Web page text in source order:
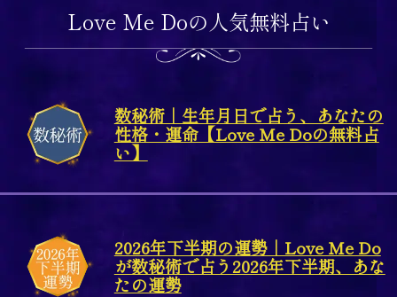
Love Me Doの人気無料占い
数秘術｜生年月日で占う、あなたの
性格・運命【Love Me Doの無料占
い】
2026年下半期の運勢｜Love Me Do
が数秘術で占う2026年下半期、あな
たの運勢